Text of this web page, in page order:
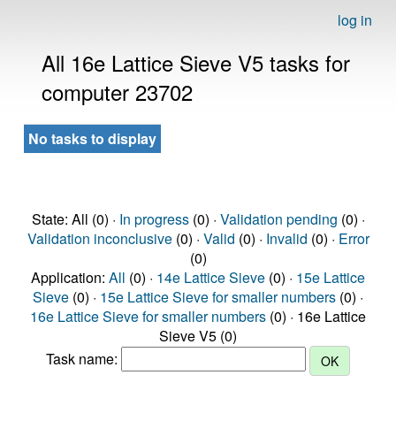
log in
All 16e Lattice Sieve V5 tasks for
computer 23702
No tasks to display
State: All (0) · In progress(0) · Validation pending (0) ·
Validation inconclusive(0) · Valid (0) · Invalid (0) · Error
(0)
Application: All (0) · 14e Lattice Sieve (0) · 15e Lattice
Sieve (0) · 15e Lattice Sieve for smaller numbers (0) ·
16e Lattice Sieve for smaller numbers (0) · 16e Lattice
Sieve V5 (0)
Task name: